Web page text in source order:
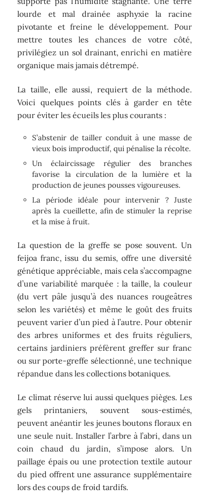
lourde et mal drainée asphyxie la racine
pivotante et freine le développement. Pour
mettre toutes les chances de votre côté,
privilégiez un sol drainant, enrichi en matière
organique mais jamais détrempé.
La taille, elle aussi, requiert de la méthode.
Voici quelques points clés à garder en tête
pour éviter les écueils les plus courants :
S’abstenir de tailler conduit à une masse de
vieux bois improductif, qui pénalise la récolte.
Un éclaircissage régulier des branches
favorise la circulation de la lumière et la
production de jeunes pousses vigoureuses.
La période idéale pour intervenir ? Juste
après la cueillette, afin de stimuler la reprise
et la mise à fruit.
La question de la greffe se pose souvent. Un
feijoa franc, issu du semis, offre une diversité
génétique appréciable, mais cela s’accompagne
d’une variabilité marquée : la taille, la couleur
(du vert pâle jusqu’à des nuances rougeâtres
selon les variétés) et même le goût des fruits
peuvent varier d’un pied à l’autre. Pour obtenir
des arbres uniformes et des fruits réguliers,
certains jardiniers préfèrent greffer sur franc
ou sur porte-greffe sélectionné, une technique
répandue dans les collections botaniques.
Le climat réserve lui aussi quelques pièges. Les
gels printaniers, souvent sous-estimés,
peuvent anéantir les jeunes boutons floraux en
une seule nuit. Installer l’arbre à l’abri, dans un
coin chaud du jardin, s’impose alors. Un
paillage épais ou une protection textile autour
du pied offrent une assurance supplémentaire
lors des coups de froid tardifs.